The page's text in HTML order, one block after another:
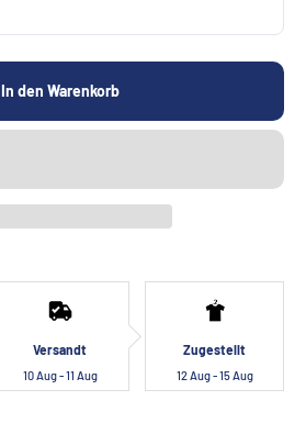
In den Warenkorb
Versandt
10 Aug - 11 Aug
Zugestellt
12 Aug - 15 Aug